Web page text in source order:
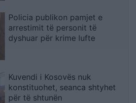
Policia publikon pamjet e
arrestimit të personit të
dyshuar për krime lufte
Kuvendi i Kosovës nuk
konstituohet, seanca shtyhet
për të shtunën